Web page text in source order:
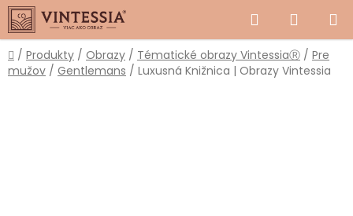
Prejsť
na
obsah
Hľadať
KOŠÍK
Domov
/ Produkty / Obrazy / Tématické obrazy VintessiaⓇ / Pre
mužov / Gentlemans / Luxusná Knižnica | Obrazy Vintessia